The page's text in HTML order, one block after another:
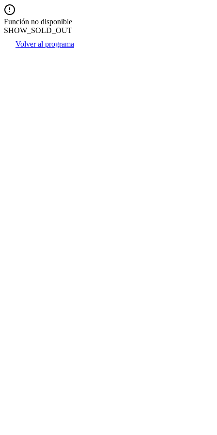
Función no disponible
SHOW_SOLD_OUT
Volver al programa